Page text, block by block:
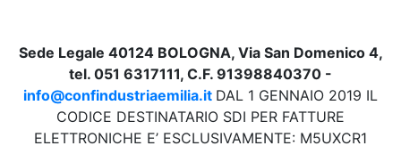
Sede Legale 40124 BOLOGNA, Via San Domenico 4,
tel. 051 6317111, C.F. 91398840370 -
info@confindustriaemilia.it DAL 1 GENNAIO 2019 IL
CODICE DESTINATARIO SDI PER FATTURE
ELETTRONICHE E’ ESCLUSIVAMENTE: M5UXCR1